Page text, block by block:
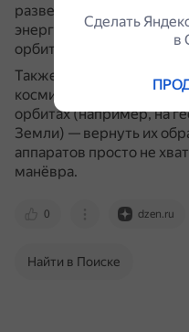
разведывательные
энергетической
орбиты захоронения —
Также на орбиту
космические аппараты,
орбитах (например, на
Земли) — вернуть их
аппаратов просто не
манёвра.
0 dzen.ru
Найти в Поиске
Сделать
в